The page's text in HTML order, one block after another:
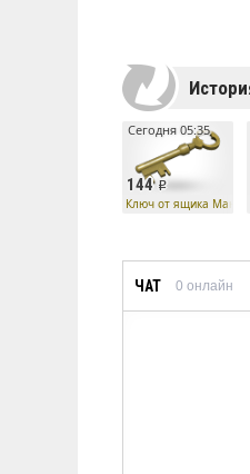
144
Сегодня 05:35
Ключ от ящика Манн
ЧАТ 0 онлайн